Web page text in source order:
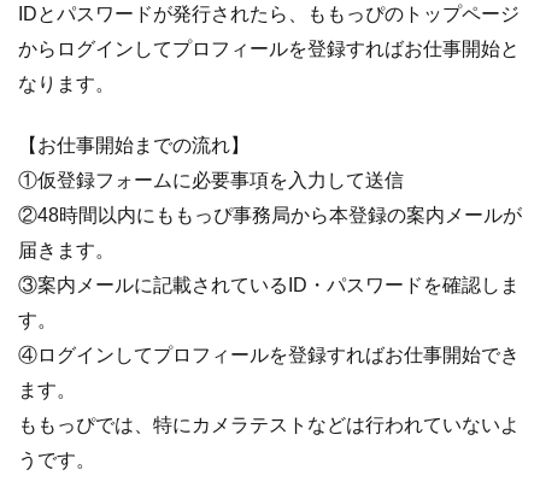
IDとパスワードが発行されたら、ももっぴのトップページ
からログインしてプロフィールを登録すればお仕事開始と
なります。
【お仕事開始までの流れ】
①仮登録フォームに必要事項を入力して送信
②48時間以内にももっぴ事務局から本登録の案内メールが
届きます。
③案内メールに記載されているID・パスワードを確認しま
す。
④ログインしてプロフィールを登録すればお仕事開始でき
ます。
ももっぴでは、特にカメラテストなどは行われていないよ
うです。